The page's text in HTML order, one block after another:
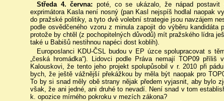
Středa 4. června: poté, co se ukázalo, že nápad
exprimátora Kasla není nosný (pan Kasl nejspíš hodlal naopak
do pražské politiky, a tyto dvě volební strategie jsou navzájem
podle osvědčeného vzoru z minula zapojit do výběru
protože by chtěl (z pochopitelných důvodů) mít pražského lídra
také u Babišů nestihnou napéci dost koblih).
Europoslanci KDU-ČSL budou v EP úzce spolupracovat s
„česká hromádka“). Lidovci podle Práva nemají TOP09 příliš
Kalouskovi, že tento jeho projekt spolupůsobil v r. 2010 při
bych, že ještě vážnější překážkou by měla být naopak pro
To by si snad měly obě strany nějak předem vyjasnit, aby bylo
však, že ani jedné, ani druhé to nevadí. Není snad v tom
k. opozice mírného pokroku v mezích zákona?